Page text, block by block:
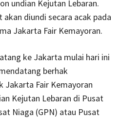
undian Kejutan Lebaran.
diundi secara acak pada
Jakarta Fair Kemayoran.
ke Jakarta mulai hari ini
berhak
Jakarta Fair Kemayoran
Kejutan Lebaran di Pusat
Niaga (GPN) atau Pusat